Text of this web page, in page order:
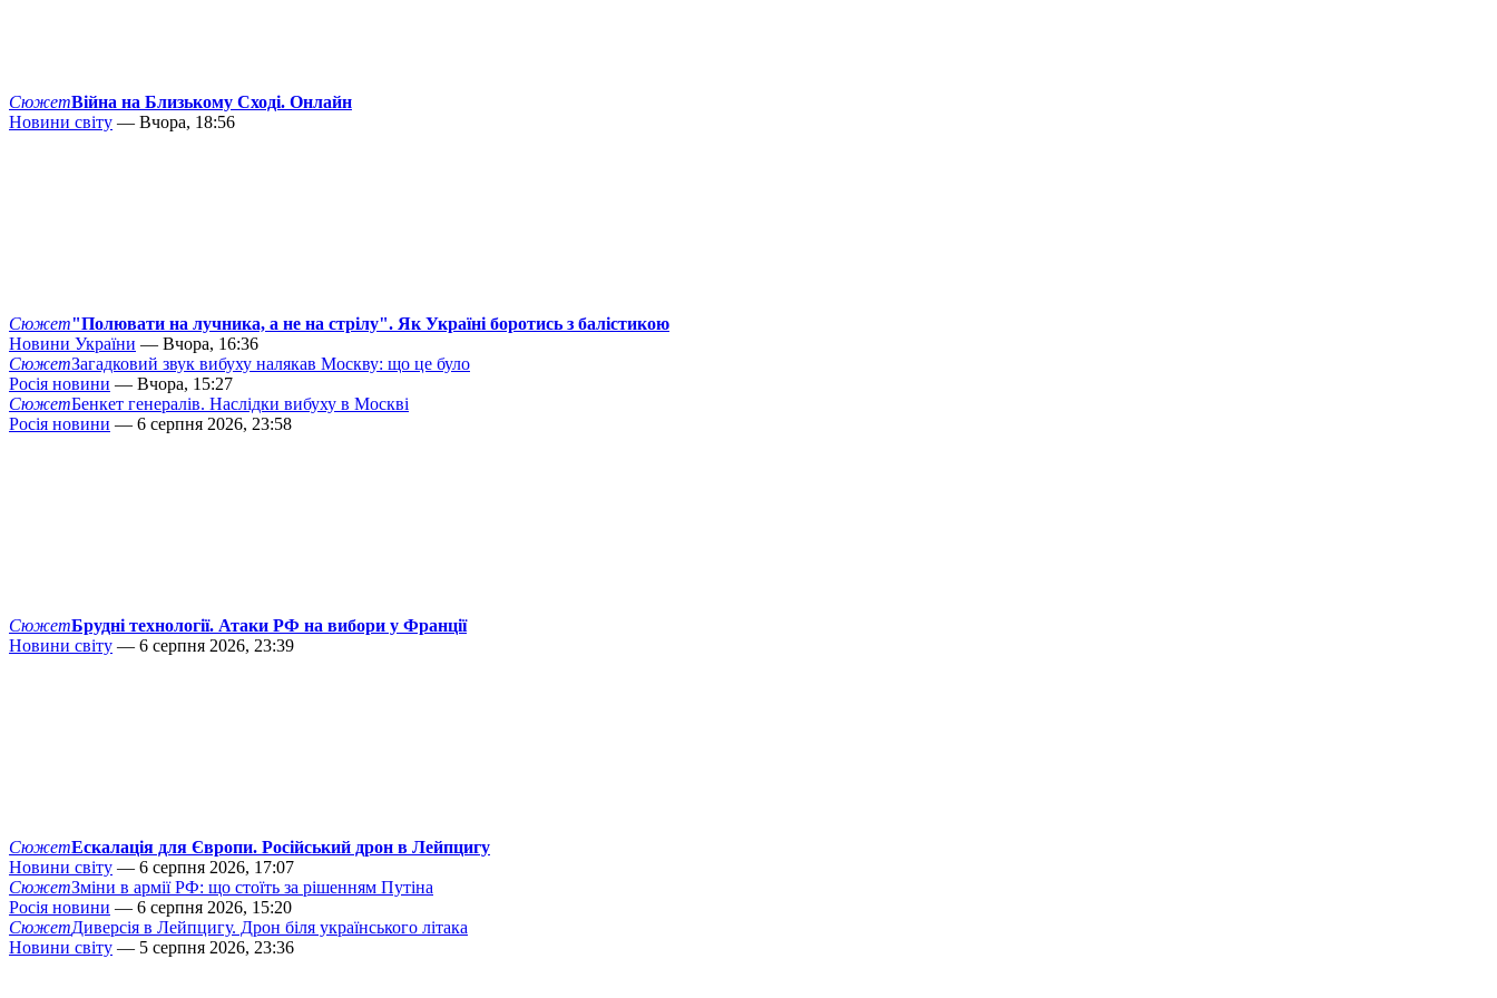
СюжетВійна на Близькому Сході. Онлайн
Новини світу — Вчора, 18:56
Сюжет"Полювати на лучника, а не на стрілу". Як Україні боротись з балістикою
Новини України — Вчора, 16:36
СюжетЗагадковий звук вибуху налякав Москву: що це було
Росія новини — Вчора, 15:27
СюжетБенкет генералів. Наслідки вибуху в Москві
Росія новини — 6 серпня 2026, 23:58
СюжетБрудні технології. Атаки РФ на вибори у Франції
Новини світу — 6 серпня 2026, 23:39
СюжетЕскалація для Європи. Російський дрон в Лейпцигу
Новини світу — 6 серпня 2026, 17:07
СюжетЗміни в армії РФ: що стоїть за рішенням Путіна
Росія новини — 6 серпня 2026, 15:20
СюжетДиверсія в Лейпцигу. Дрон біля українського літака
Новини світу — 5 серпня 2026, 23:36